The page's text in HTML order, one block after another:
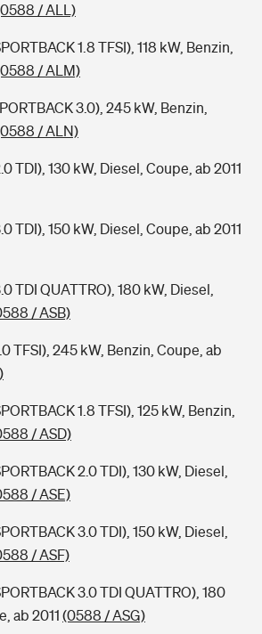
/ ALL)
1.8 TFSI), 118 kW, Benzin,
/ ALM)
3.0), 245 kW, Benzin,
/ ALN)
TDI), 130 kW, Diesel, Coupe, ab 2011
TDI), 150 kW, Diesel, Coupe, ab 2011
TDI QUATTRO), 180 kW, Diesel,
/ ASB)
TFSI), 245 kW, Benzin, Coupe, ab
1.8 TFSI), 125 kW, Benzin,
/ ASD)
2.0 TDI), 130 kW, Diesel,
/ ASE)
3.0 TDI), 150 kW, Diesel,
/ ASF)
3.0 TDI QUATTRO), 180
ab 2011 (0588 / ASG)